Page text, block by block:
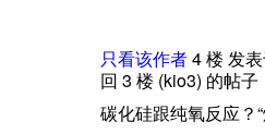
只看该作者4楼 发
回 3 楼 (kio3) 的帖子
碳化硅跟纯氧反应？“